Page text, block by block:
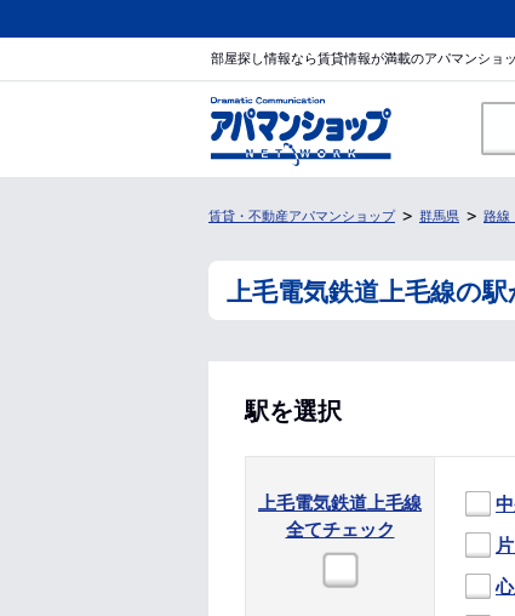
部屋探し情報なら賃貸情報が満載のアパマンショ
賃貸・不動産アパマンショップ 群馬県 路線
上毛電気鉄道上毛線の
駅を選択
上毛電気鉄道上毛線
全てチェック